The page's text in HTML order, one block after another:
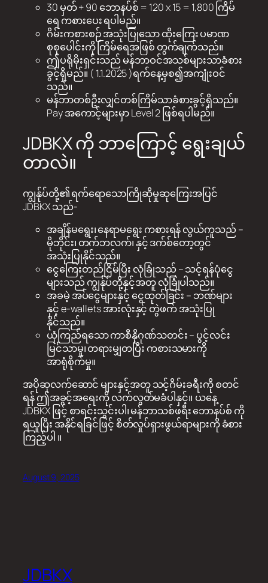
30 မှတ် + 90 ဘောနပ်စ် = 120 x 15 = 1,800 ကြိမ်
ရေ ကစားပေး ရပါမည်။
ဂိမ်းကစားစဉ် အသုံးပြုသော ထိုးကြေး ပမာဏ
စုစုပေါင်းကို ကြိမ်ရေအဖြစ် တွက်ချက်သည်။
ဤပရိုမိုးရှင်းသည် မန်ဘာဝင်အသစ်များသာခံစား
ခွင့်ရှိမည်။ ( 1.1.2025 )ရက်နေ့မှစ၍အကျုံးဝင်
သည်။
မန်ဘာတစ်ဦးလျှင်တစ်ကြိမ်သာခံစားခွင့်ရှိသည်။
Pay အကောင့်များမှာ Level 2 ဖြစ်ရပါမည်။
JDBKX ကို ဘာကြောင့် ရွေးချယ်
တာလဲ။
ကျွန်ုပ်တို့၏ ရက်ရောသောကြိုဆိုမှုဆုကြေးအပြင်
JDBKX သည်-
အချိန်မရွေး၊ နေရာမရွေး ကစားရန် လွယ်ကူသည် –
မိုဘိုင်း၊ တက်ဘလက်၊ နှင့် ဒက်စ်တော့တွင်
အသုံးပြုနိုင်သည်။
ငွေကြေးတည်ငြိမ်ပြီး လုံခြုံသည် – သင့်ရန်ပုံငွေ
များသည် ကျွန်ုပ်တို့နှင့်အတူ လုံခြုံပါသည်။
အခမဲ့ အပ်ငွေများနှင့် ငွေထုတ်ခြင်း – ဘဏ်များ
နှင့် e-wallets အားလုံးနှင့် တွဲဖက် အသုံးပြု
နိုင်သည်။
ယုံကြည်ရသော ကာစီနိုဂုဏ်သတင်း – ပွင့်လင်း
မြင်သာမှု၊ တရားမျှတပြီး ကစားသမားကို
အာရုံစိုက်မှု။
အပိုဆုလက်ဆောင် များနှင့်အတူ သင့်ဂိမ်းခရီးကို စတင်
ရန် ဤအခွင့်အရေးကို လက်လွတ်မခံပါနှင့်။ ယနေ့
JDBKX ဖြင့် စာရင်းသွင်းပါ၊ မန်ဘာသစ်ဖရီး ဘောနပ်စ် ကို
ရယူပြီး အနိုင်ရခြင်ဖြင့် စိတ်လှုပ်ရှားဖွယ်ရာများကို ခံစား
ကြည့်ပါ ။
August 9, 2025
JDBKX